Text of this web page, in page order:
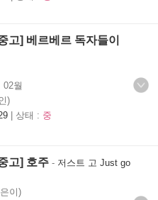
고] 베르베르 독자들이
02월
)
| 상태 : 중
고] 호주 - 저스트 고 Just go
이)